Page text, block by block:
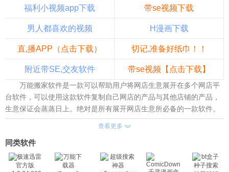
福利小视频app下载 带se视频下载
男人都喜欢的视频 H漫画下载
直,播APP（点击下载） 切记,准备好纸巾！！
附近带SE,交友软件 带se视频【点击下载】
万能搬家软件是一款可以帮助用户将网店生意展开在多个网店平
台软件，可以使用这款软件复制自己网店的产品与其他店铺的产品，
生意保证会蒸蒸日上。绝对是所有展开网店生意所必备的一款软件。
让用户的网店生意轻松迈向国际。赶紧来下载吧。
1.万能搬家软件，即全球产品复制工具，支持大部分热门网店平
台，包括淘宝网、天猫商城、阿里巴巴国际站、阿里巴巴中文站、全
球速卖通、敦煌网、慧聪网等。万能搬家软件可以帮您轻松批量复制
查看更多
同类软件